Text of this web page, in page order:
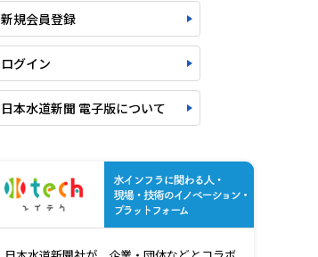
新規会員登録
ログイン
日本水道新聞 電子版について